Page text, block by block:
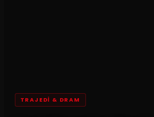
TRAJEDI & DRAM